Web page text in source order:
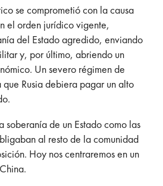
se comprometió con la causa
el orden jurídico vigente,
del Estado agredido, enviando
y, por último, abriendo un
Un severo régimen de
Rusia debiera pagar un alto
soberanía de un Estado como las
al resto de la comunidad
Hoy nos centraremos en un